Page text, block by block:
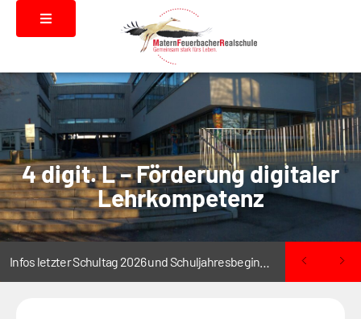
4 digit. L – Förderung digitaler
Lehrkompetenz